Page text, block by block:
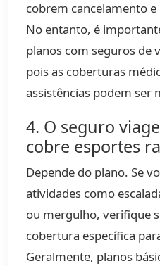
cobrem cancelamento
No entanto, é
planos com seguros de
pois as coberturas
assistências podem ser
4. O seguro
cobre esportes
Depende do plano. Se
atividades como
ou mergulho, verifique
cobertura específica
Geralmente, planos